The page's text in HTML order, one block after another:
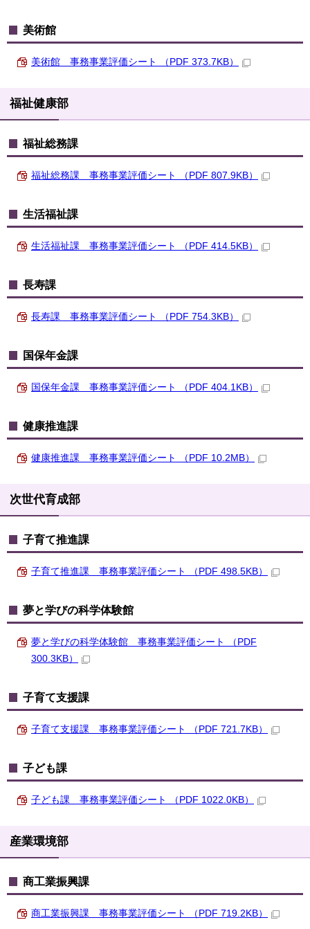
美術館
美術館 事務事業評価シート （PDF 373.7KB）
福祉健康部
福祉総務課
福祉総務課 事務事業評価シート （PDF 807.9KB）
生活福祉課
生活福祉課 事務事業評価シート （PDF 414.5KB）
長寿課
長寿課 事務事業評価シート （PDF 754.3KB）
国保年金課
国保年金課 事務事業評価シート （PDF 404.1KB）
健康推進課
健康推進課 事務事業評価シート （PDF 10.2MB）
次世代育成部
子育て推進課
子育て推進課 事務事業評価シート （PDF 498.5KB）
夢と学びの科学体験館
夢と学びの科学体験館 事務事業評価シート （PDF
300.3KB）
子育て支援課
子育て支援課 事務事業評価シート （PDF 721.7KB）
子ども課
子ども課 事務事業評価シート （PDF 1022.0KB）
産業環境部
商工業振興課
商工業振興課 事務事業評価シート （PDF 719.2KB）